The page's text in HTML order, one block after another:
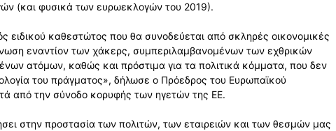
(και φυσικά των ευρωεκλογών του 2019).
ειδικού καθεστώτος που θα συνοδεύεται από σκληρές οικονομικές
εναντίον των χάκερς, συμπεριλαμβανομένων των εχθρικών
ατόμων, καθώς και πρόστιμα για τα πολιτικά κόμματα, που δεν
του πράγματος», δήλωσε ο Πρόεδρος του Ευρωπαϊκού
από την σύνοδο κορυφής των ηγετών της ΕΕ.
στην προστασία των πολιτών, των εταιρειών και των θεσμών μας